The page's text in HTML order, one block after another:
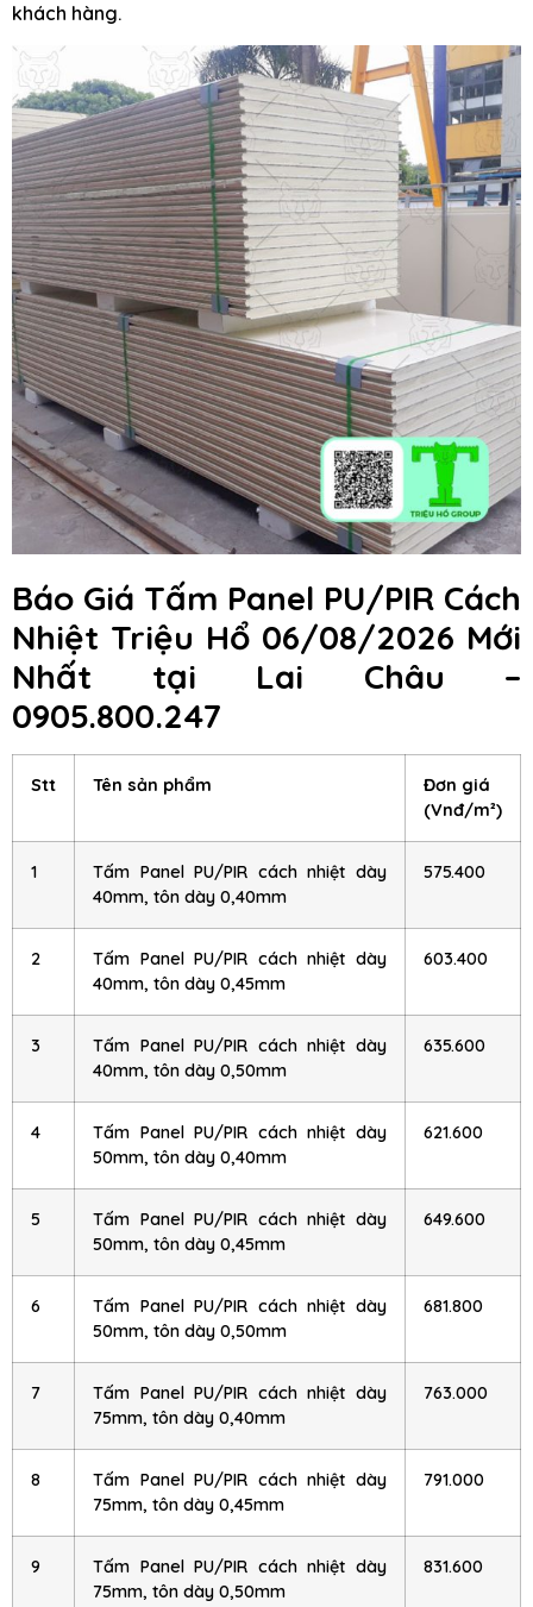
khách hàng.
Báo Giá Tấm Panel PU/PIR Cách
Nhiệt Triệu Hổ 06/08/2026 Mới
Nhất tại Lai Châu –
0905.800.247
Stt Tên sản phẩm
Đơn giá
(Vnđ/m²)
1
Tấm Panel PU/PIR cách nhiệt dày
40mm, tôn dày 0,40mm
575.400
2
Tấm Panel PU/PIR cách nhiệt dày
40mm, tôn dày 0,45mm
603.400
3
Tấm Panel PU/PIR cách nhiệt dày
40mm, tôn dày 0,50mm
635.600
4
Tấm Panel PU/PIR cách nhiệt dày
50mm, tôn dày 0,40mm
621.600
5
Tấm Panel PU/PIR cách nhiệt dày
50mm, tôn dày 0,45mm
649.600
6
Tấm Panel PU/PIR cách nhiệt dày
50mm, tôn dày 0,50mm
681.800
7
Tấm Panel PU/PIR cách nhiệt dày
75mm, tôn dày 0,40mm
763.000
8
Tấm Panel PU/PIR cách nhiệt dày
75mm, tôn dày 0,45mm
791.000
9
Tấm Panel PU/PIR cách nhiệt dày
75mm, tôn dày 0,50mm
831.600